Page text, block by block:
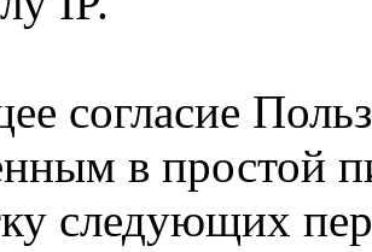
согласие
в простой
следующих